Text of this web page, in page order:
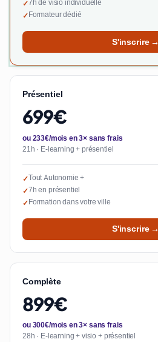
✓7h de visio individuelle
✓Formateur dédié
S'inscrire →
Présentiel
699€
ou 233€/mois en 3× sans frais
21h · E-learning + présentiel
✓Tout Autonomie +
✓7h en présentiel
✓Formation dans votre ville
S'inscrire →
Complète
899€
ou 300€/mois en 3× sans frais
28h · E-learning + visio + présentiel